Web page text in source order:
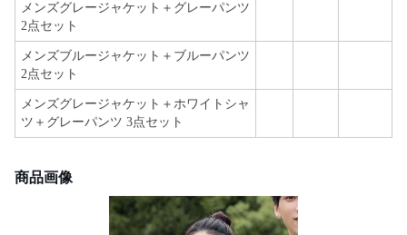
メンズグレージャケット＋グレーパンツ
2点セット
メンズブルージャケット＋ブルーパンツ
2点セット
メンズグレージャケット＋ホワイトシャ
ツ＋グレーパンツ 3点セット
商品画像